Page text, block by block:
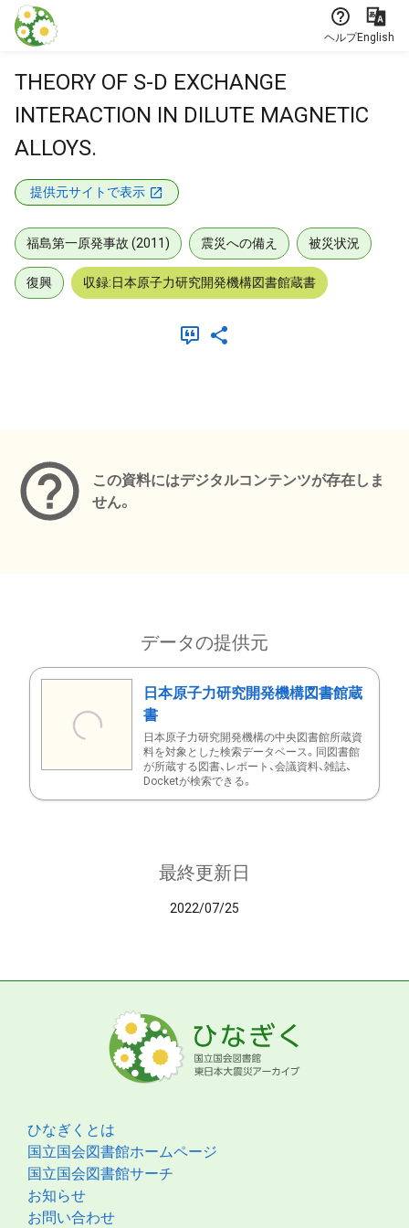
本文に飛ぶ
ヘルプEnglish
THEORY OF S-D EXCHANGE
INTERACTION IN DILUTE MAGNETIC
ALLOYS.
提供元サイトで表示
福島第一原発事故 (2011) 震災への備え 被災状況
復興 収録:日本原子力研究開発機構図書館蔵書
この資料にはデジタルコンテンツが存在しま
せん。
データの提供元
日本原子力研究開発機構図書館蔵
書
日本原子力研究開発機構の中央図書館所蔵資
料を対象とした検索データベース。同図書館
が所蔵する図書、レポート、会議資料、雑誌、
Docketが検索できる。
最終更新日
2022/07/25
ひなぎくとは
国立国会図書館ホームページ
国立国会図書館サーチ
お知らせ
お問い合わせ